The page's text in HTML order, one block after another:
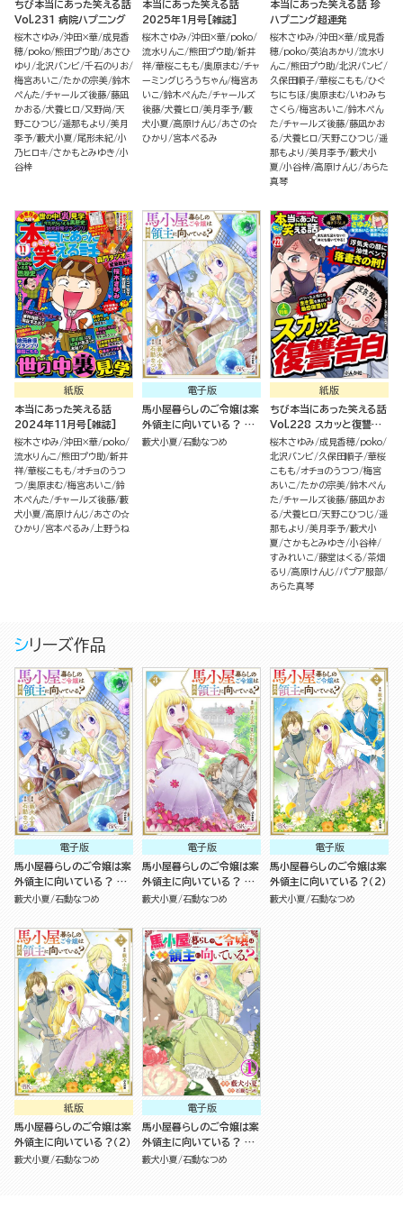
ちび本当にあった笑える話
Vol.231 病院ハプニング
桜木さゆみ 沖田×華 成見香
穂 poko 熊田プウ助 あさひ
ゆり
北沢バンビ 千石のりお
梅宮あいこ たかの宗美 鈴木
ぺんた チャールズ後藤 藤凪
かおる 犬養ヒロ 又野尚 天
野こひつじ 遥那もより
美月
李予 藪犬小夏 尾形未紀 小
乃ヒロキ さかもとみゆき 小
谷梓
本当にあった笑える話
2025年1月号[雑誌]
桜木さゆみ 沖田×華 poko
流水りんこ 熊田プウ助 新井
祥 華桜こもも 奥原まむ チャ
ーミングじろうちゃん 梅宮あ
いこ 鈴木ぺんた チャールズ
後藤 犬養ヒロ 美月李予 藪
犬小夏 高原けんじ
あさの☆
ひかり
宮本ぺるみ
本当にあった笑える話 珍
ハプニング超連発
桜木さゆみ 沖田×華 成見香
穂 poko 英治あかり
流水り
んこ 熊田プウ助 北沢バンビ
久保田順子 華桜こもも ひぐ
ちにちほ 奥原まむ いわみち
さくら 梅宮あいこ 鈴木ぺん
た チャールズ後藤 藤凪かお
る 犬養ヒロ 天野こひつじ 遥
那もより
美月李予 藪犬小
夏 小谷梓 高原けんじ
あらた
真琴
紙版
本当にあった笑える話
2024年11月号[雑誌]
桜木さゆみ 沖田×華 poko
流水りんこ 熊田プウ助 新井
祥 華桜こもも オチョのうつ
つ 奥原まむ 梅宮あいこ 鈴
木ぺんた チャールズ後藤 藪
犬小夏 高原けんじ
あさの☆
ひかり
宮本ぺるみ 上野うね
電子版
馬小屋暮らしのご令嬢は案
外領主に向いている？ コ
ミック版 （4）
藪犬小夏 石動なつめ
紙版
ちび本当にあった笑える話
Vol.228 スカッと復讐告
白
桜木さゆみ 成見香穂 poko
北沢バンビ 久保田順子 華桜
こもも オチョのうつつ 梅宮
あいこ たかの宗美 鈴木ぺん
た チャールズ後藤 藤凪かお
る 犬養ヒロ 天野こひつじ 遥
那もより
美月李予 藪犬小
夏 さかもとみゆき 小谷梓
すみれいこ 藤堂はくる 茶畑
るり
高原けんじ
パプア服部
あらた真琴
シリーズ作品
電子版
馬小屋暮らしのご令嬢は案
外領主に向いている？ コ
ミック版 （4）
藪犬小夏 石動なつめ
電子版
馬小屋暮らしのご令嬢は案
外領主に向いている？ コ
ミック版 （3）
藪犬小夏 石動なつめ
電子版
馬小屋暮らしのご令嬢は案
外領主に向いている？（2）
藪犬小夏 石動なつめ
紙版
馬小屋暮らしのご令嬢は案
外領主に向いている？（2）
藪犬小夏 石動なつめ
電子版
馬小屋暮らしのご令嬢は案
外領主に向いている？ コ
ミック版 （分冊版）
藪犬小夏 石動なつめ